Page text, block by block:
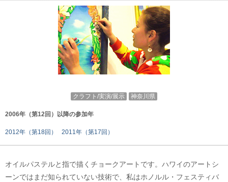
クラフト/実演/展示 神奈川県
2006年（第12回）以降の参加年
2012年（第18回） 2011年（第17回）
オイルパステルと指で描くチョークアートです。ハワイのアートシ
ーンではまだ知られていない技術で、私はホノルル・フェスティバ